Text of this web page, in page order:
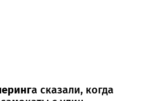
а сказали, когда